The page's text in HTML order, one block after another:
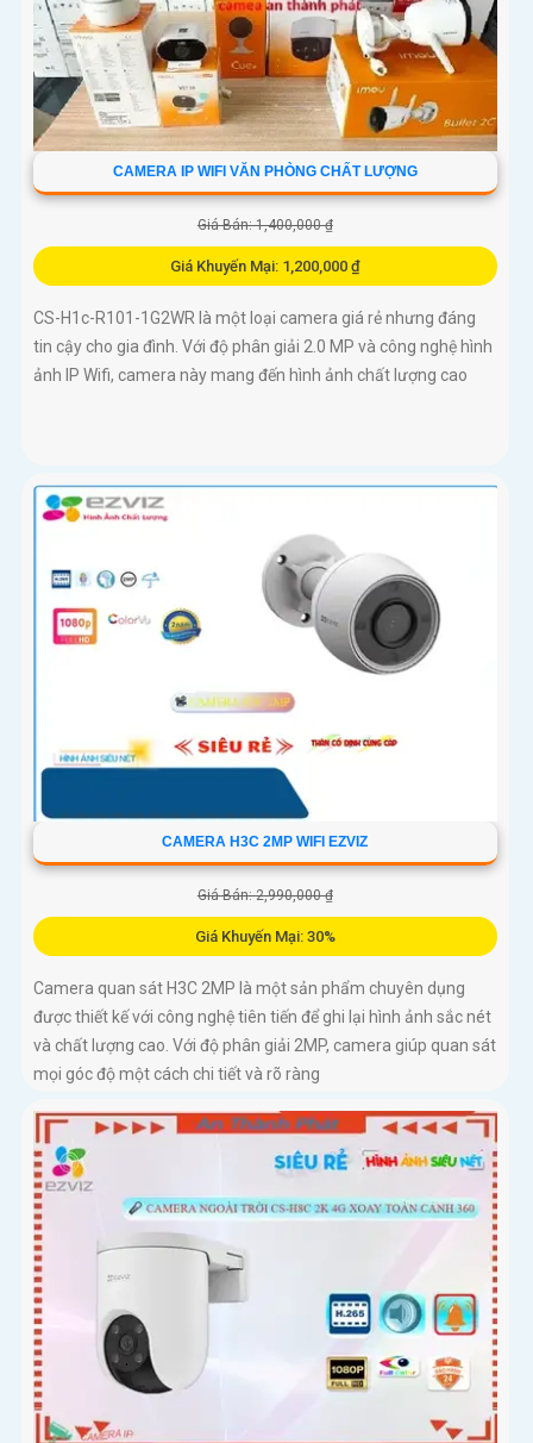
CAMERA IP WIFI VĂN PHÒNG CHẤT LƯỢNG
Giá Bán: 1,400,000 ₫
Giá Khuyến Mại: 1,200,000 ₫
CS-H1c-R101-1G2WR là một loại camera giá rẻ nhưng đáng
tin cậy cho gia đình. Với độ phân giải 2.0 MP và công nghệ hình
ảnh IP Wifi, camera này mang đến hình ảnh chất lượng cao
CAMERA H3C 2MP WIFI EZVIZ
Giá Bán: 2,990,000 ₫
Giá Khuyến Mại: 30%
Camera quan sát H3C 2MP là một sản phẩm chuyên dụng
được thiết kế với công nghệ tiên tiến để ghi lại hình ảnh sắc nét
và chất lượng cao. Với độ phân giải 2MP, camera giúp quan sát
mọi góc độ một cách chi tiết và rõ ràng